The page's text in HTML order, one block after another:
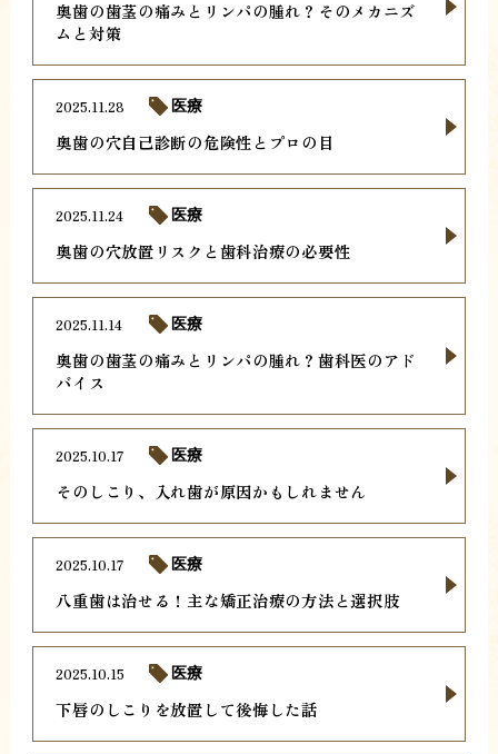
奥歯の歯茎の痛みとリンパの腫れ？そのメカニズ
ムと対策
奥歯の穴自己診断の危険性とプロの目
2025.11.28 医療
奥歯の穴放置リスクと歯科治療の必要性
2025.11.24 医療
奥歯の歯茎の痛みとリンパの腫れ？歯科医のアド
バイス
2025.11.14 医療
そのしこり、入れ歯が原因かもしれません
2025.10.17 医療
八重歯は治せる！主な矯正治療の方法と選択肢
2025.10.17 医療
下唇のしこりを放置して後悔した話
2025.10.15 医療